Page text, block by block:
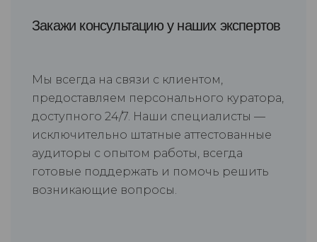
Закажи консультацию у наших экспертов
Мы всегда на связи с клиентом,
предоставляем персонального куратора,
доступного 24/7. Наши специалисты —
исключительно штатные аттестованные
аудиторы с опытом работы, всегда
готовые поддержать и помочь решить
возникающие вопросы.